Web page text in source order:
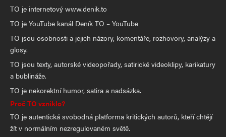
TO je internetový www.denik.to
TO je YouTube kanál Deník TO – YouTube
TO jsou osobnosti a jejich názory, komentáře, rozhovory, analýzy a
glosy.
TO jsou texty, autorské videopořady, satirické videoklipy, karikatury
a bublináže.
TO je nekorektní humor, satira a nadsázka.
Proč TO vzniklo?
TO je autentická svobodná platforma kritických autorů, kteří chtějí
žít v normálním nezregulovaném světě.